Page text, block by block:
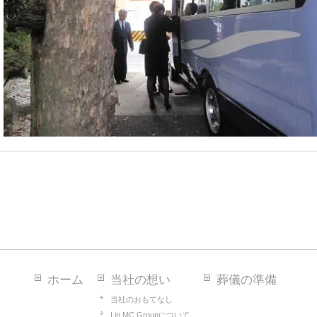
ホーム 当社の想い
当社のおもてなし
Lin MC Groupについて
葬儀の準備